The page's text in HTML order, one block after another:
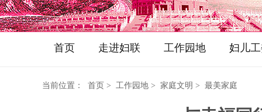
首页 走进妇联 工作园地 妇儿
当前位置： 首页 > 工作园地 > 家庭文明 > 最美家庭